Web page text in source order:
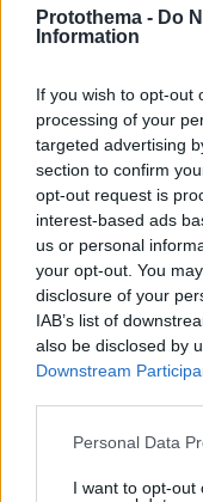
Protothema - Do
Information
If you wish to opt-out
processing of your
targeted advertising
section to confirm
opt-out request is
interest-based ads
us or personal
your opt-out. You
disclosure of your
IAB’s list of
also be disclosed by
Downstream
Please note that this
not limited to your
Personal Data
I want to opt-out